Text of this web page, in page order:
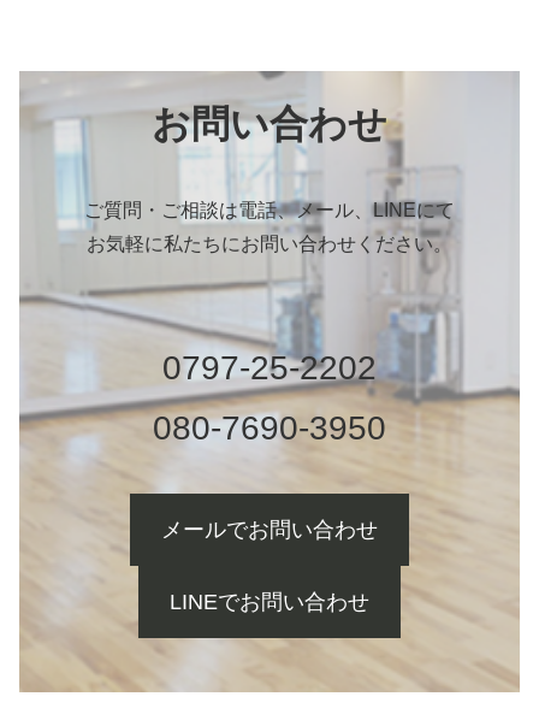
お問い合わせ
ご質問・ご相談は電話、メール、LINEにて
お気軽に私たちにお問い合わせください。
0797-25-2202
080-7690-3950
メールでお問い合わせ
LINEでお問い合わせ